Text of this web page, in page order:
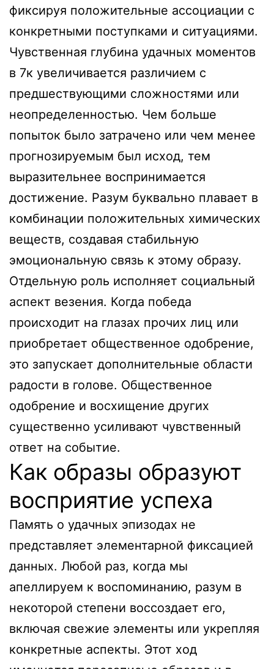
фиксируя положительные ассоциации с
конкретными поступками и ситуациями.
Чувственная глубина удачных моментов
в 7к увеличивается различием с
предшествующими сложностями или
неопределенностью. Чем больше
попыток было затрачено или чем менее
прогнозируемым был исход, тем
выразительнее воспринимается
достижение. Разум буквально плавает в
комбинации положительных химических
веществ, создавая стабильную
эмоциональную связь к этому образу.
Отдельную роль исполняет социальный
аспект везения. Когда победа
происходит на глазах прочих лиц или
приобретает общественное одобрение,
это запускает дополнительные области
радости в голове. Общественное
одобрение и восхищение других
существенно усиливают чувственный
ответ на событие.
Как образы образуют
восприятие успеха
Память о удачных эпизодах не
представляет элементарной фиксацией
данных. Любой раз, когда мы
апеллируем к воспоминанию, разум в
некоторой степени воссоздает его,
включая свежие элементы или укрепляя
конкретные аспекты. Этот ход